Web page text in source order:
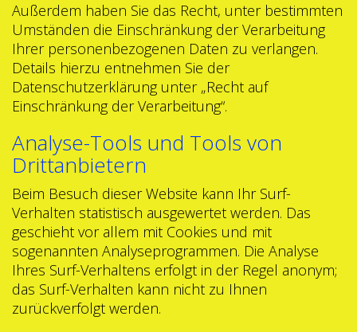
Außerdem haben Sie das Recht, unter bestimmten
Umständen die Einschränkung der Verarbeitung
Ihrer personenbezogenen Daten zu verlangen.
Details hierzu entnehmen Sie der
Datenschutzerklärung unter „Recht auf
Einschränkung der Verarbeitung“.
Analyse-Tools und Tools von
Drittanbietern
Beim Besuch dieser Website kann Ihr Surf-
Verhalten statistisch ausgewertet werden. Das
geschieht vor allem mit Cookies und mit
sogenannten Analyseprogrammen. Die Analyse
Ihres Surf-Verhaltens erfolgt in der Regel anonym;
das Surf-Verhalten kann nicht zu Ihnen
zurückverfolgt werden.